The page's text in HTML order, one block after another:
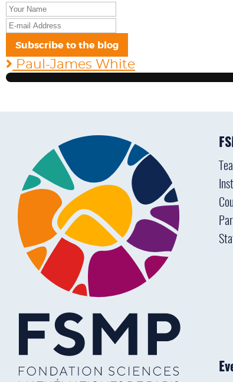
Your
Name
E-
mail
Address
Subscribe to the blog
Paul-James White